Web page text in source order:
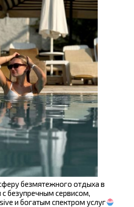
безмятежного отдыха в
безупречным сервисом,
и богатым спектром услуг